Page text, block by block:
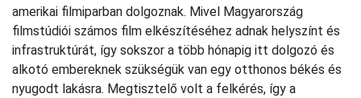
amerikai filmiparban dolgoznak. Mivel Magyarország
filmstúdiói számos film elkészítéséhez adnak helyszínt és
infrastruktúrát, így sokszor a több hónapig itt dolgozó és
alkotó embereknek szükségük van egy otthonos békés és
nyugodt lakásra. Megtisztelő volt a felkérés, így a